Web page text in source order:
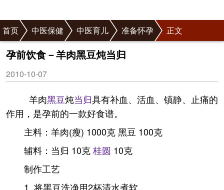
首页 中医保健 中医育儿 准备怀孕 正文
孕前饮食－羊肉黑豆炖当归
2010-10-07
羊肉黑豆炖当归具有补血、活血、镇静、止痛的
作用，是孕前的一款好食谱。
主料：羊肉(瘦) 1000克 黑豆 100克
辅料：当归 10克桂圆 10克
制作工艺
1. 将黑豆洗净用2杯清水煮软。